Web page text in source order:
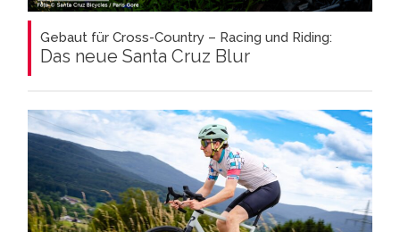
Gebaut für Cross-Country – Racing und Riding:
Das neue Santa Cruz Blur